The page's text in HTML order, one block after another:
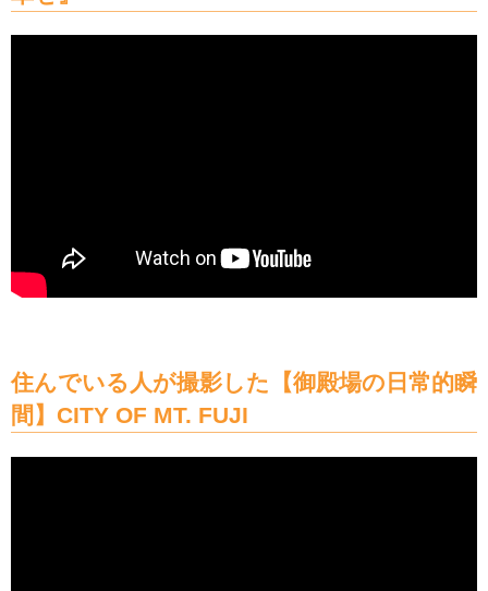
住んでいる人が撮影した【御殿場の日常的瞬
間】CITY OF MT. FUJI